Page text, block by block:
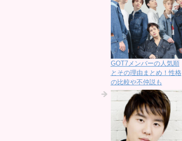
GOT7メンバーの人気順
とその理由まとめ！性格
の比較や不仲説も